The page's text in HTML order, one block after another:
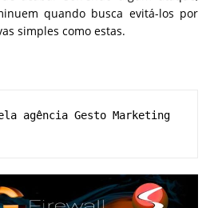
quando busca evitá-los por
simples como estas.
agência Gesto Marketing